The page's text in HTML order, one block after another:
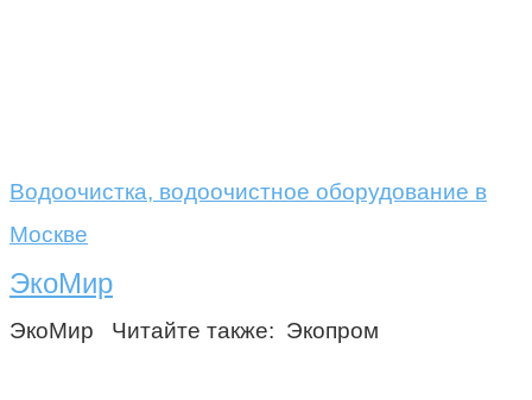
Водоочистка, водоочистное оборудование в
Москве
ЭкоМир
ЭкоМир Читайте также: Экопром